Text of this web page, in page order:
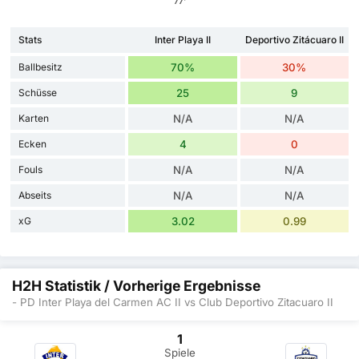
Stats Inter Playa II Deportivo Zitácuaro II
Ballbesitz 70% 30%
Schüsse 25 9
Karten N/A N/A
Ecken 4 0
Fouls N/A N/A
Abseits N/A N/A
xG 3.02 0.99
H2H Statistik / Vorherige Ergebnisse
- PD Inter Playa del Carmen AC II vs Club Deportivo Zitacuaro II
1
Spiele